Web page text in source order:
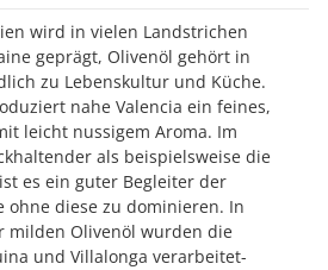
wird in vielen Landstrichen
geprägt, Olivenöl gehört in
zu Lebenskultur und Küche.
nahe Valencia ein feines,
leicht nussigem Aroma. Im
als beispielsweise die
es ein guter Begleiter der
ohne diese zu dominieren. In
milden Olivenöl wurden die
und Villalonga verarbeitet-